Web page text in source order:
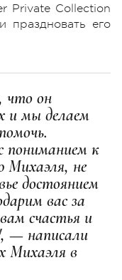
Private Collection
его
что он
и мы делаем
пониманием к
не
достоянием
вас за
счастья и
— написали
Михаэля в